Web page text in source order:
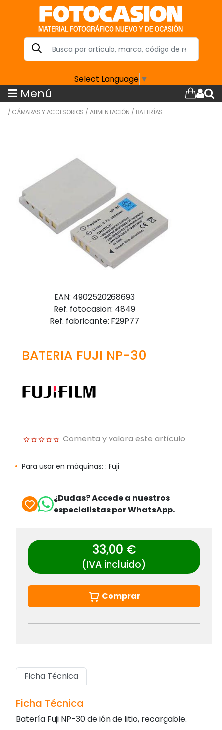
Select Language ▼
Menú
/ CÁMARAS Y ACCESORIOS /ALIMENTACIÓN / BATERÍAS
EAN: 4902520268693
Ref. fotocasion: 4849
Ref. fabricante: F29P77
BATERIA FUJI NP-30
Comenta y valora este artículo
Para usar en máquinas: : Fuji
¿Dudas? Accede a nuestros
especialistas por WhatsApp.
33,00 €
(IVA incluido)
Comprar
Ficha Técnica
Ficha Técnica
Batería Fuji NP-30 de ión de litio, recargable.